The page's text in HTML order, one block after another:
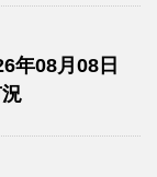
年08月08日